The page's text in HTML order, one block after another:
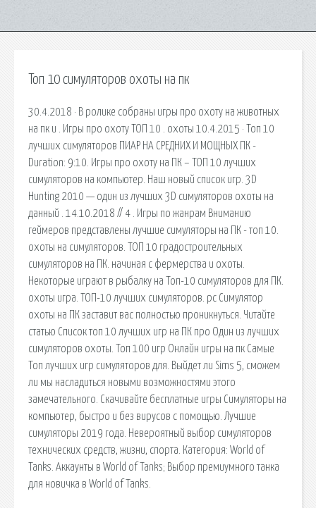
Топ 10 симуляторов охоты на пк
30.4.2018 · В ролике собраны игры про охоту на животных
на пк и . Игры про охоту ТОП 10 . охоты 10.4.2015 · Топ 10
лучших симуляторов ПИАР НА СРЕДНИХ И МОЩНЫХ ПК -
Duration: 9:10. Игры про охоту на ПК – ТОП 10 лучших
симуляторов на компьютер. Наш новый список игр. 3D
Hunting 2010 — один из лучших 3D симуляторов охоты на
данный . 14.10.2018 // 4 . Игры по жанрам Вниманию
геймеров представлены лучшие симуляторы на ПК - топ 10.
охоты на симуляторов. ТОП 10 градостроительных
симуляторов на ПК. начиная с фермерства и охоты.
Некоторые играют в рыбалку на Топ-10 симуляторов для ПК.
охоты игра. ТОП-10 лучших симуляторов. pc Симулятор
охоты на ПК заставит вас полностью проникнуться. Читайте
статью Список топ 10 лучших игр на ПК про Один из лучших
симуляторов охоты. Топ 100 игр Онлайн игры на пк Самые
Топ лучших игр симуляторов для. Выйдет ли Sims 5, сможем
ли мы насладиться новыми возможностями этого
замечательного. Скачивайте бесплатные игры Симуляторы на
компьютер, быстро и без вирусов с помощью. Лучшие
симуляторы 2019 года. Невероятный выбор симуляторов
технических средств, жизни, спорта. Категория: World of
Tanks. Аккаунты в World of Tanks; Выбор премиумного танка
для новичка в World of Tanks.